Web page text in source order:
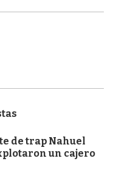
de trap Nahuel
un cajero